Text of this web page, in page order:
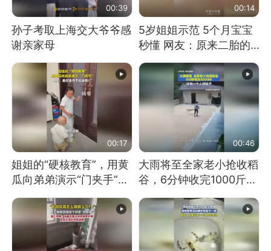
00:39
孙子考取上海交大爷爷感
谢亲家母
00:14
5岁姐姐示范 5个月宝宝
秒懂 网友：原来二胎的
快乐长这样
00:17
姐姐的“硬核教育”，用黄
瓜向弟弟演示“门夹手”，
网友：果然言传不如身
教！
00:46
大雨将至全家老小抢收稻
谷，6分钟收完1000斤，
没有一个人掉链子